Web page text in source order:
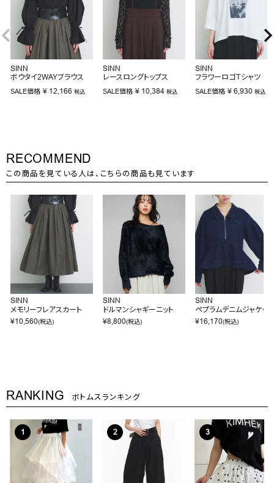
SINN
ボウタイ2WAYブラウス
SALE価格 ¥ 12,166 税込
SINN
レースロングトップス
SALE価格 ¥ 10,384 税込
SINN
フラワーロゴＴシャツ
SALE価格 ¥ 6,930 税込
RECOMMEND
この商品を見ている人は、こちらの商品も見ています
SINN
メモリーフレアスカート
¥10,560(税込)
SINN
ドルマンシャギーニット
¥8,800(税込)
SINN
ペプラムデニムジャケット
¥16,170(税込)
RANKING ボトムスランキング